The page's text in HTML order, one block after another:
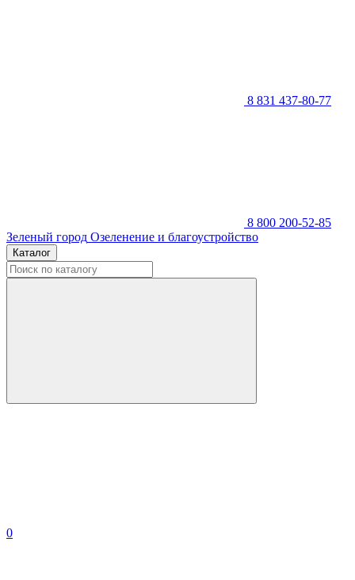
8 831 437-80-77
8 800 200-52-85
Зеленый город Озеленение и благоустройство
Каталог
0